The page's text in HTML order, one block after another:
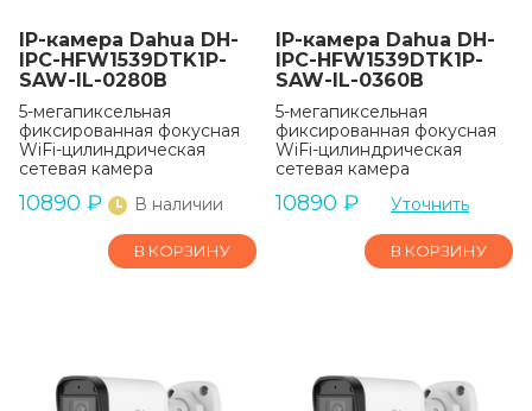
IP-камера Dahua DH-
IPC-HFW1539DTK1P-
SAW-IL-0280B
5-мегапиксельная
фиксированная фокусная
WiFi-цилиндрическая
сетевая камера
10890 ₽ В наличии
В КОРЗИНУ
IP-камера Dahua DH-
IPC-HFW1539DTK1P-
SAW-IL-0360B
5-мегапиксельная
фиксированная фокусная
WiFi-цилиндрическая
сетевая камера
10890 ₽ Уточнить
В КОРЗИНУ